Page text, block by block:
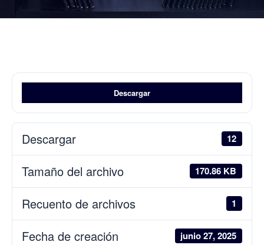
Descargar
Descargar 12
Tamaño del archivo 170.86 KB
Recuento de archivos 1
Fecha de creación junio 27, 2025